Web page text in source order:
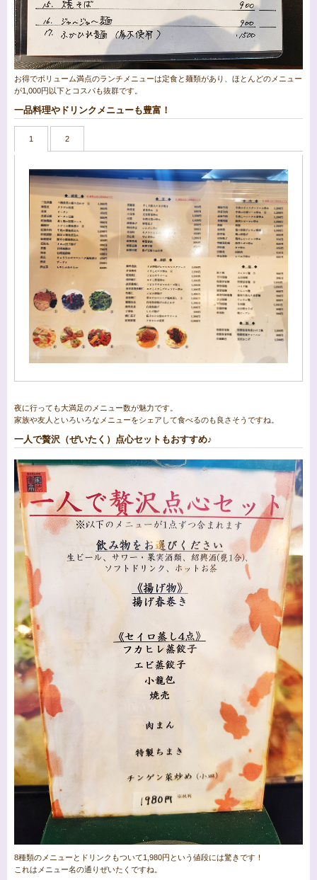
お得でボリューム満点のランチメニューは定食と麺類があり、ほとんどのメニュー
が1,000円以下とコスパも抜群です。
一品料理やドリンクメニューも豊富！
1 2
夜に行っても大満足のメニュー数が魅力です。
家族や友人といろいろなメニューをシェアして食べるのも良さそうですね。
一人で贅沢（ぜいたく）点心セットもおすすめ♪
8種類のメニューとドリンクもついて1,980円という値段には驚きです！
これはメニュー名の通りぜいたくですね。